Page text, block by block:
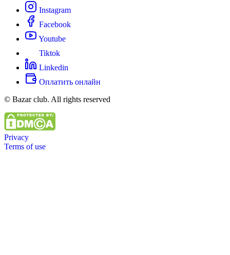
Instagram
Facebook
Youtube
Tiktok
Linkedin
Оплатить онлайн
© Bazar club. All rights reserved
Privacy
Terms of use